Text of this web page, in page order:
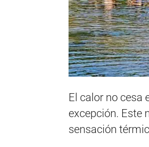
El calor no cesa
excepción. Este
sensación